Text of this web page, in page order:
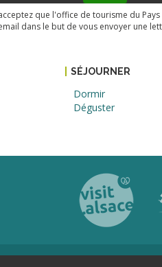
que l'office de tourisme du
dans le but de vous envoyer une
SÉJOURNER
Dormir
Déguster